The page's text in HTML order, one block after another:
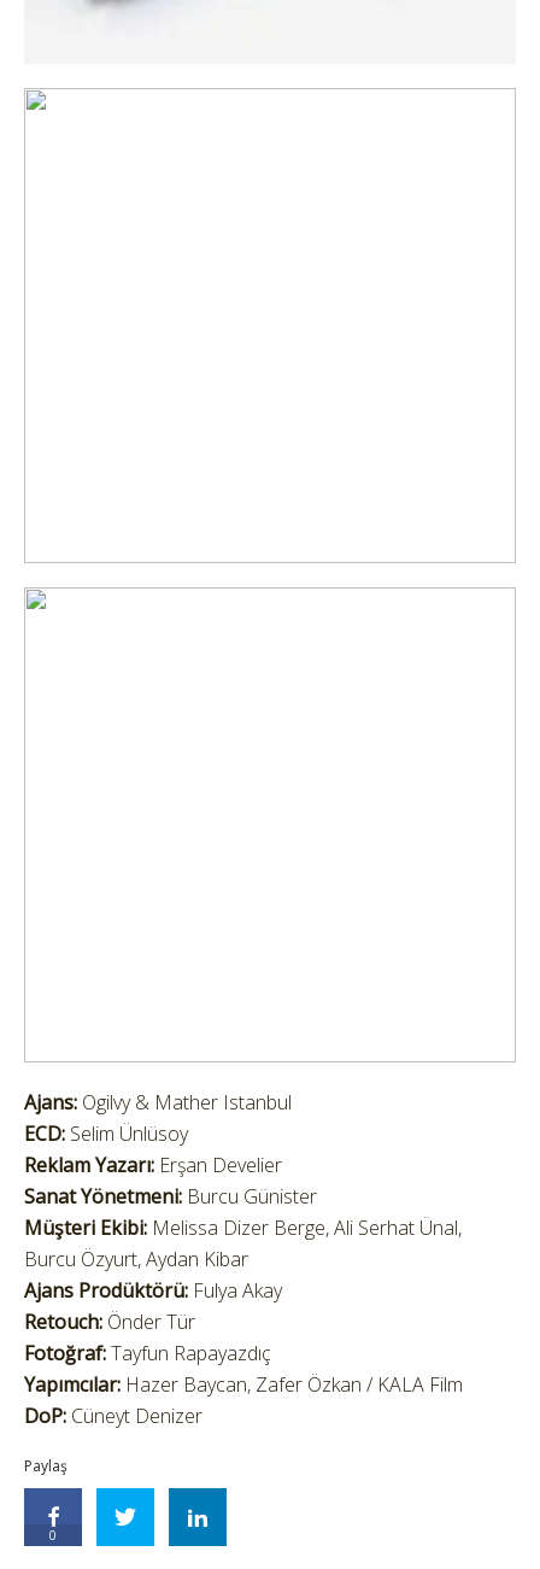
Ajans: Ogilvy & Mather Istanbul
ECD: Selim Ünlüsoy
Reklam Yazarı: Erşan Develier
Sanat Yönetmeni: Burcu Günister
Müşteri Ekibi: Melissa Dizer Berge, Ali Serhat Ünal,
Burcu Özyurt, Aydan Kibar
Ajans Prodüktörü: Fulya Akay
Retouch: Önder Tür
Fotoğraf:Tayfun Rapayazdıç
Yapımcılar: Hazer Baycan, Zafer Özkan / KALA Film
DoP: Cüneyt Denizer
Paylaş
0